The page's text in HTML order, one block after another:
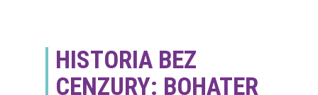
HISTORIA BEZ
CENZURY: BOHATER